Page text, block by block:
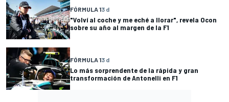
FÓRMULA 13 d
"Volví al coche y me eché a llorar", revela Ocon
sobre su año al margen de la F1
FÓRMULA 13 d
Lo más sorprendente de la rápida y gran
transformación de Antonelli en F1